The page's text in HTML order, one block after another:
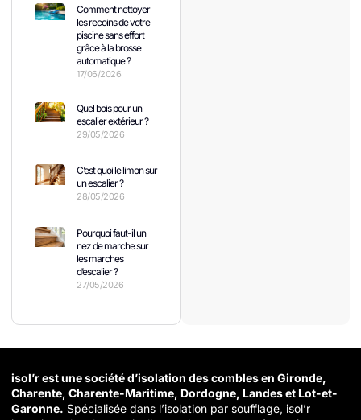
Comment nettoyer
les recoins de votre
piscine sans effort
grâce à la brosse
automatique ?
17/06/2026
Quel bois pour un
escalier extérieur ?
29/05/2026
C’est quoi le limon sur
un escalier ?
28/05/2026
Pourquoi faut-il un
nez de marche sur
les marches
d’escalier ?
27/05/2026
isol’r est une société d’isolation des combles en Gironde,
Charente, Charente-Maritime, Dordogne, Landes et Lot-et-
Garonne. Spécialisée dans l’isolation par soufflage, isol’r